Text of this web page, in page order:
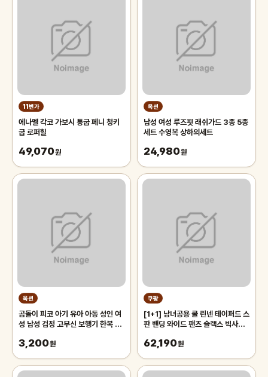
11번가
에나멜 각코 가보시 통굽 페니 청키
굽 로퍼힐
49,070원
옥션
남성 여성 루즈핏 래쉬가드 3종 5종
세트 수영복 상하의세트
24,980원
옥션
곰돌이 피코 아기 유아 아동 성인 여
성 남성 검정 고무신 보행기 한복 신
3,200원
쿠팡
[1+1] 남녀공용 쿨 린넨 테이퍼드 스
판 밴딩 와이드 팬츠 슬랙스 빅사이
62,190원